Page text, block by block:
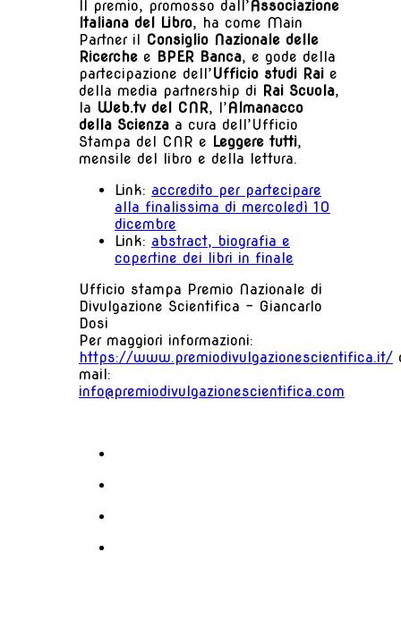
Il premio, promosso dall’Associazione
Italiana del Libro, ha come Main
Partner il Consiglio Nazionale delle
Ricerche e BPER Banca, e gode della
partecipazione dell’Ufficio studi Rai e
della media partnership di Rai Scuola,
la Web.tv del CNR, l’Almanacco
della Scienza a cura dell’Ufficio
Stampa del CNR e Leggere tutti,
mensile del libro e della lettura.
Link: accredito per partecipare
alla finalissima di mercoledì 10
dicembre
Link: abstract, biografia e
copertine dei libri in finale
Ufficio stampa Premio Nazionale di
Divulgazione Scientifica – Giancarlo
Dosi
Per maggiori informazioni:
https://www.premiodivulgazionescientifica.it/
mail:
info@premiodivulgazionescientifica.com